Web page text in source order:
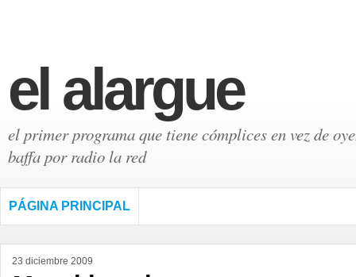
el alargue
el primer programa que tiene cómplices en vez de
baffa por radio la red
PÁGINA PRINCIPAL
23 diciembre 2009